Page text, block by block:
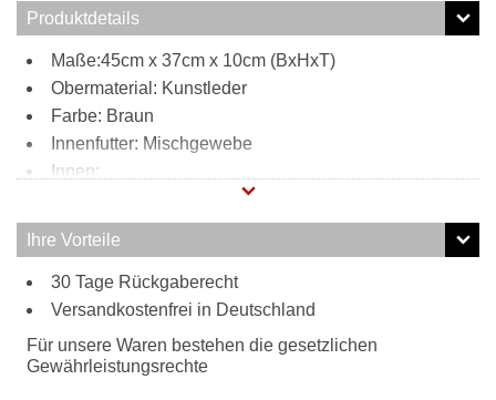
Produktdetails
Maße:45cm x 37cm x 10cm (BxHxT)
Obermaterial: Kunstleder
Farbe: Braun
Innenfutter: Mischgewebe
Innen:
1 Reißverschlussfach
1Steckfach
1 Handyfach
Tragweise:
Henkel
Ihre Vorteile
30 Tage Rückgaberecht
Versandkostenfrei in Deutschland
Für unsere Waren bestehen die gesetzlichen
Gewährleistungsrechte